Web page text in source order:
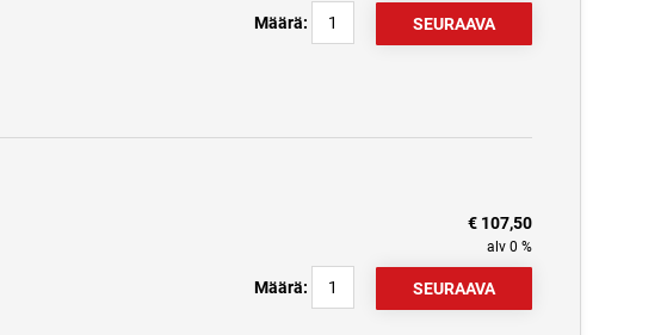
Määrä:
€ 107,50
alv 0 %
Määrä: